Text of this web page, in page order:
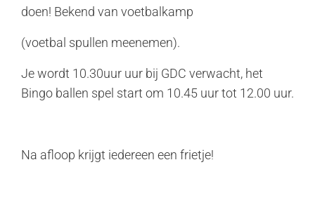
doen! Bekend van voetbalkamp
(voetbal spullen meenemen).
Je wordt 10.30uur uur bij GDC verwacht, het
Bingo ballen spel start om 10.45 uur tot 12.00 uur.
Na afloop krijgt iedereen een frietje!